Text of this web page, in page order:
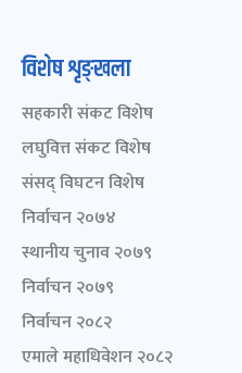
विशेष शृङ्खला
सहकारी संकट विशेष
लघुवित्त संकट विशेष
संसद् विघटन विशेष
निर्वाचन २०७४
स्थानीय चुनाव २०७९
निर्वाचन २०७९
निर्वाचन २०८२
एमाले महाधिवेशन २०८२